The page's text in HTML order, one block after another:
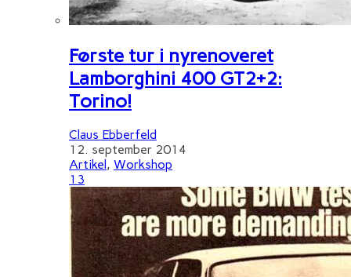
Første tur i nyrenoveret
Lamborghini 400 GT2+2:
Torino!
Claus Ebberfeld
12. september 2014
Artikel , Workshop
13